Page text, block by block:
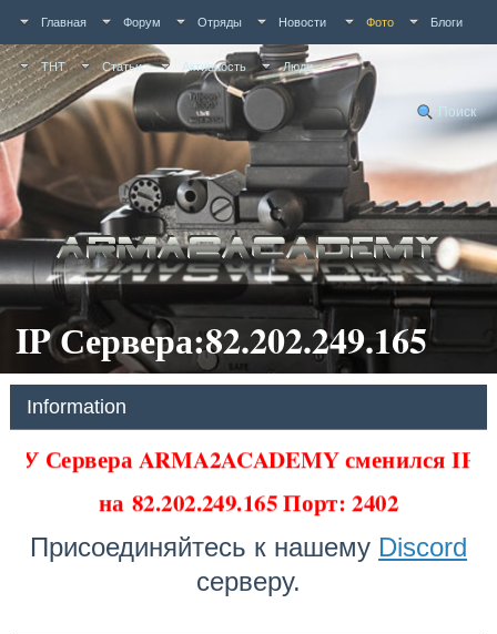
Главная Форум Отряды Новости Фото Блоги
ТНТ Статьи Активность Люди
Поиск
IP Сервера:82.202.249.165
Information
У Сервера ARMA2ACADEMY сменился IP
на82.202.249.165 Порт: 2402
Присоединяйтесь к нашему Discord
серверу.